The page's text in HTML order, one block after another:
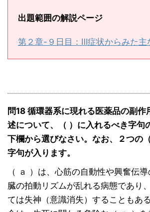
出題範囲の解説ページ
第２章-９日目：Ⅲ症状からみた主
問18 循環器系に現れる医薬品の副作
述について、（ ）に入れるべき字句
下欄から選びなさい。なお、２つの
字句が入ります。
（ ａ ）は、心筋の自動性や興奮伝
臓の拍動リズムが乱れる病態であり
ては失神（意識消失）することもあ